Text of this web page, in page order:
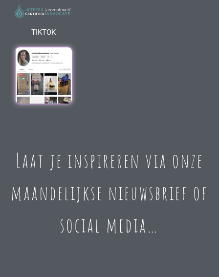
TIKTOK
Laat je inspireren via onze
maandelijkse nieuwsbrief of
social media…